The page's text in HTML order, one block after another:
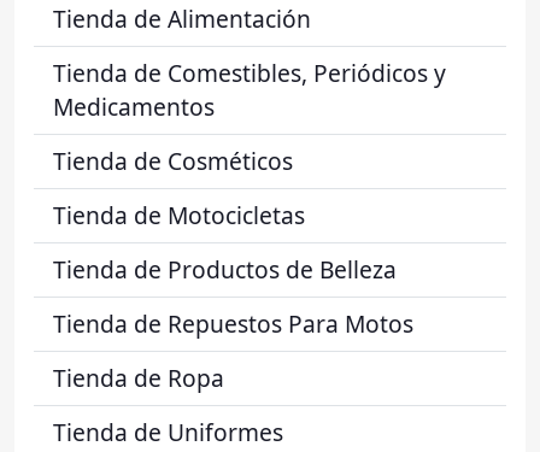
Tienda de Alimentación
Tienda de Comestibles, Periódicos y
Medicamentos
Tienda de Cosméticos
Tienda de Motocicletas
Tienda de Productos de Belleza
Tienda de Repuestos Para Motos
Tienda de Ropa
Tienda de Uniformes